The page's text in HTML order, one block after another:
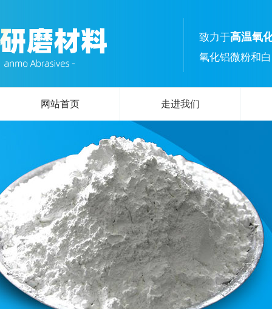
致力于高温氧
氧化铝微粉和
网站首页 走进我们